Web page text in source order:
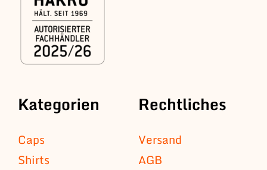
Kategorien
Caps
Shirts
Rechtliches
Versand
AGB